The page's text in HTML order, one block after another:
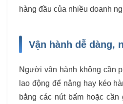
hàng đầu của nhiều doanh
Vận hành dễ dàng,
Người vận hành không cần
lao động để nâng hay kéo
bằng các nút bấm hoặc